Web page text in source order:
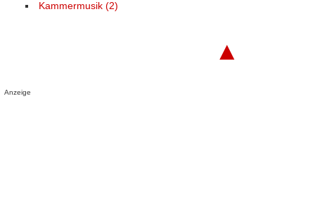
Kammermusik (2)
▲
Anzeige